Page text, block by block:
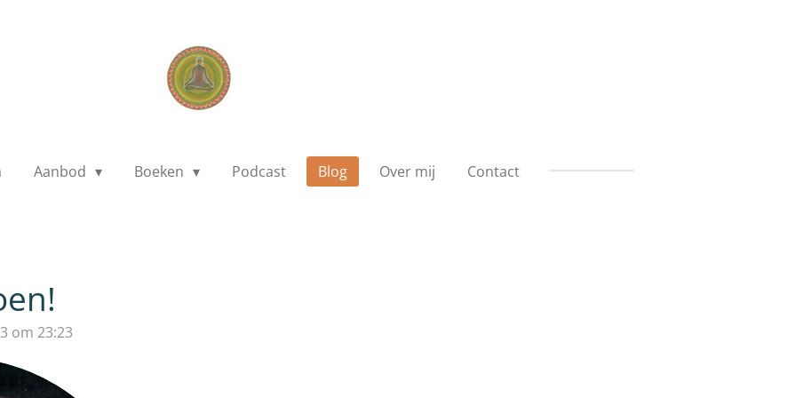
Aanbod Boeken Podcast Blog Over mij Contact
om 23:23